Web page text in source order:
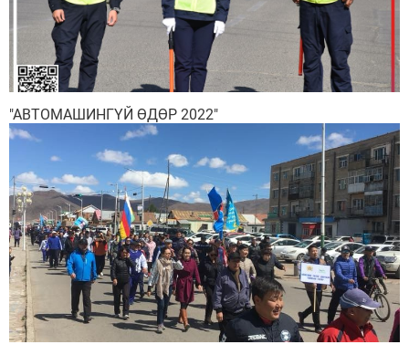
"АВТОМАШИНГҮЙ ӨДӨР 2022"